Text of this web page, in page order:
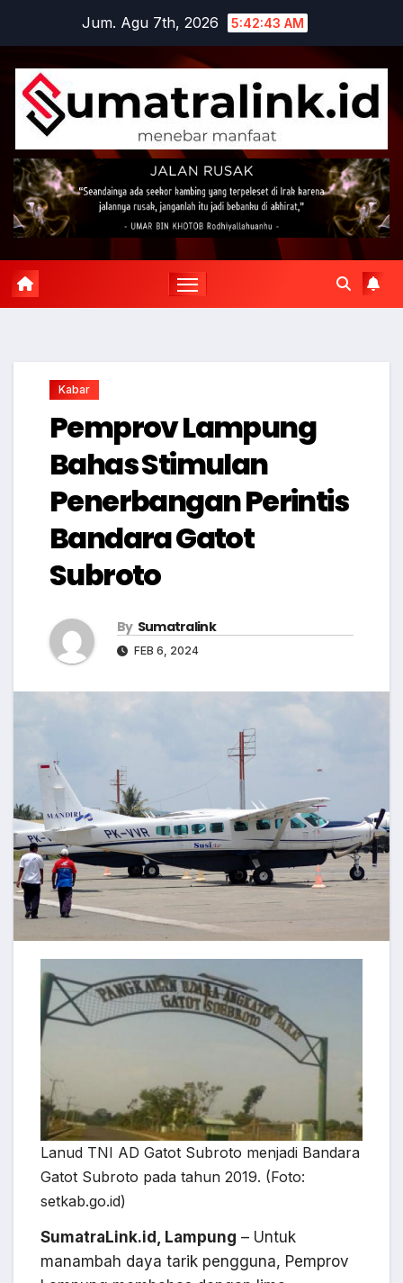
content
Jum. Agu 7th, 2026 5:42:44 AM
Kabar
Pemprov Lampung
Bahas Stimulan
Penerbangan Perintis
Bandara Gatot
Subroto
By Sumatralink
FEB 6, 2024
Lanud TNI AD Gatot Subroto menjadi Bandara
Gatot Subroto pada tahun 2019. (Foto:
setkab.go.id)
SumatraLink.id, Lampung – Untuk
manambah daya tarik pengguna, Pemprov